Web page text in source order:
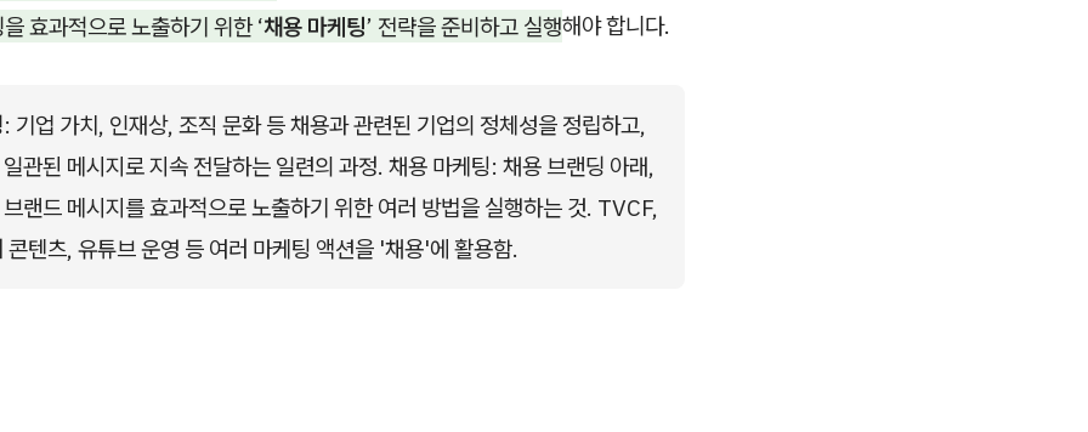
효과적으로 노출하기 위한 ‘채용 마케팅’ 전략을 준비하고 실행해야 합니다.
기업 가치, 인재상, 조직 문화 등 채용과 관련된 기업의 정체성을 정립하고,
관된 메시지로 지속 전달하는 일련의 과정. 채용 마케팅: 채용 브랜딩 아래,
랜드 메시지를 효과적으로 노출하기 위한 여러 방법을 실행하는 것. TVCF,
콘텐츠, 유튜브 운영 등 여러 마케팅 액션을 '채용'에 활용함.